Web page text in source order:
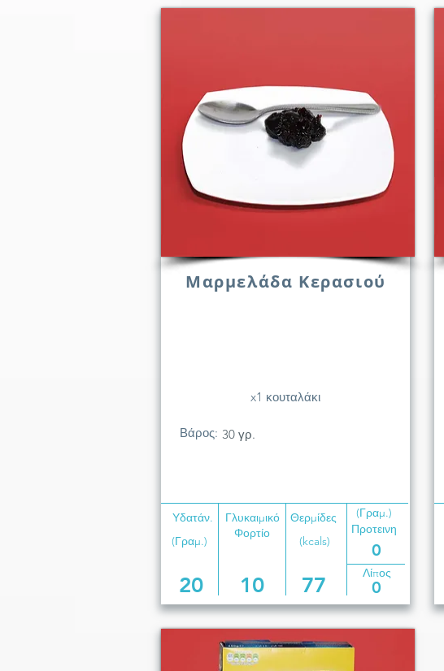
Μαρμελάδα Κερασιού
x1 κουταλάκι
Βάρος: 30 γρ.
Υδατάν.
Γλυκαιμικό
Φορτίο
(Γραμ.)
Θερμίδες
(kcals)
Προτεινη
0
(Γραμ.)
20 10 77 Λίπος
0